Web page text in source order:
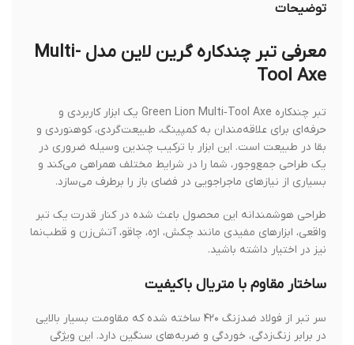
توضیحات
معرفی تبر چندکاره گرین لاین مدل Multi-
Tool Axe
تبر چندکاره Green Lion Multi‑Tool Axe یک ابزار کاربردی و
حرفه‌ای برای علاقه‌مندان به کمپینگ، طبیعت‌گردی، کوهنوردی و
بقا در طبیعت است. این ابزار با ترکیب چندین وسیله ضروری در
یک طراحی جمع‌وجور، شما را در شرایط مختلف همراهی می‌کند و
بسیاری از نیازهای ماجراجویی در فضای باز را برطرف می‌سازد.
طراحی هوشمندانه این محصول باعث شده در کنار قدرت یک تبر
واقعی، ابزارهای مفیدی مانند چکش، ارّه، چاقو، آتش‌زن و قطب‌نما
نیز در اختیار داشته باشید.
ساختار مقاوم با متریال باکیفیت
سر تبر از فولاد ضدزنگ ۴۲۰ ساخته شده که مقاومت بسیار بالایی
در برابر زنگ‌زدگی، خوردگی و ضربه‌های سنگین دارد. این ویژگی